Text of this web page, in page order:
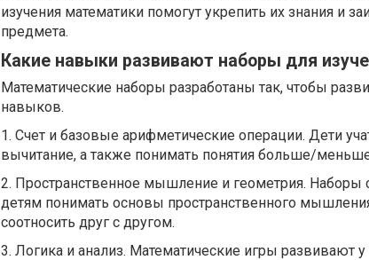
изучения математики помогут укрепить их знания и
предмета.
Какие навыки развивают наборы для
Математические наборы разработаны так, чтобы
навыков.
1. Счет и базовые арифметические операции. Дети
вычитание, а также понимать понятия больше/
2. Пространственное мышление и геометрия.
детям понимать основы пространственного
соотносить друг с другом.
3. Логика и анализ. Математические игры развивают у